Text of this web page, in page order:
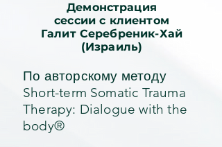
Демонстрация
сессии с клиентом
Галит Серебреник-Хай
(Израиль)
По авторскому методу
Short-term Somatic Trauma
Therapy: Dialogue with the
body®